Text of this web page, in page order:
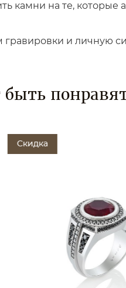
камни на те, которые
гравировки и личную